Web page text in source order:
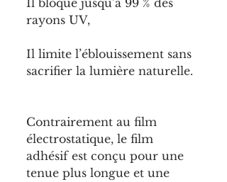
Il bloque jusqu’à 99 % des
rayons UV,
Il limite l’éblouissement sans
sacrifier la lumière naturelle.
Contrairement au film
électrostatique, le film
adhésif est conçu pour une
tenue plus longue et une